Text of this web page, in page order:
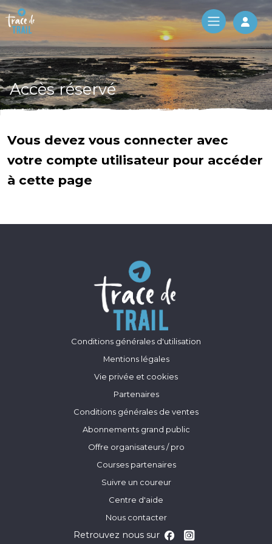
Log
Accès réservé
Vous devez vous connecter avec
votre compte utilisateur pour accéder
à cette page
Conditions générales d'utilisation
Mentions légales
Vie privée et cookies
Partenaires
Conditions générales de ventes
Abonnements grand public
Offre organisateurs / pro
Courses partenaires
Suivre un coureur
Centre d'aide
Nous contacter
Retrouvez nous sur